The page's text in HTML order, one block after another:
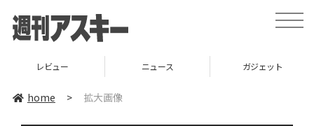
toggle
レビュー ニュース ガジェット
home > 拡大画像